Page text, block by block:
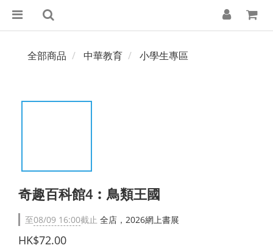
全部商品 中華教育 小學生專區
奇趣百科館4︰鳥類王國
至08/09 16:00截止 全店，2026網上書展
HK$72.00